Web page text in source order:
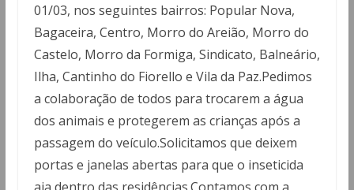
01/03, nos seguintes bairros: Popular Nova,
Bagaceira, Centro, Morro do Areião, Morro do
Castelo, Morro da Formiga, Sindicato, Balneário,
Ilha, Cantinho do Fiorello e Vila da Paz.Pedimos
a colaboração de todos para trocarem a água
dos animais e protegerem as crianças após a
passagem do veículo.Solicitamos que deixem
portas e janelas abertas para que o inseticida